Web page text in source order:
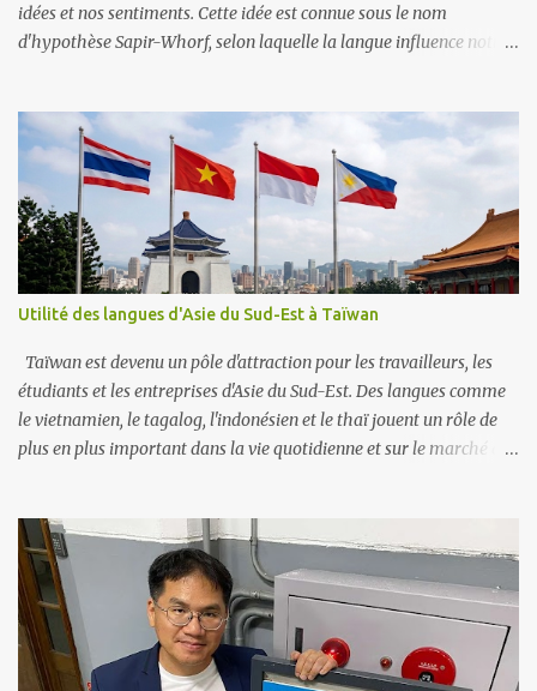
idées et nos sentiments. Cette idée est connue sous le nom
d'hypothèse Sapir-Whorf, selon laquelle la langue influence notre
langues ont des mots et des expressions uniques qui peuvent
changer notre compréhension des choses. Par exemple, le mot
allemand « schadenfreude » décrit notre joie quand quelqu’un
d’autre a un problème. Ce mot spécifique n'existe peut-être pas
dans plusieurs autres langues, ce qui montre comment la langue
peut façonner nos pensées sur les émotions. Parler plus d'une
langue peut rendre notre cerveau plus flexible, ce qui nous permet
de passer plus facilement d'une façon de penser à une autre. Les
personnes bilingues réussissent souvent mieux dans les tâches qui
nécessitent de la...
Utilité des langues d'Asie du Sud-Est à Taïwan
Taïwan est devenu un pôle d'attraction pour les travailleurs, les
étudiants et les entreprises d'Asie du Sud-Est. Des langues comme
le vietnamien, le tagalog, l'indonésien et le thaï jouent un rôle de
plus en plus important dans la vie quotidienne et sur le marché du
Thaïlande. Cela crée une demande de communication dans ces
langues dans des secteurs comme la production manufacturière,
les services à la personne et la construction. Politique
gouvernementale La Nouvelle politique d’ouverture vers le Sud de
Taïwan vise à renforcer ses liens avec l’Asie du Sud-Est. Depuis
2017, le ministère de l’Éducation propose des programmes